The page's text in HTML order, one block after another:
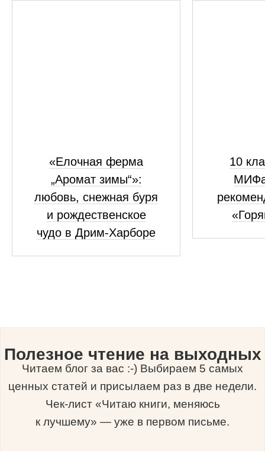
«Елочная ферма
„Аромат зимы“»:
любовь, снежная буря
и рождественское
чудо в Дрим-Харборе
10
Полезное чтение на выходных
Читаем блог за вас :-) Выбираем 5 самых
ценных статей и присылаем раз в две недели.
Чек-лист «Читаю книги, меняюсь
к лучшему» — уже в первом письме.